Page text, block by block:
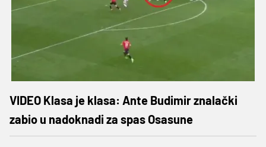
VIDEO Klasa je klasa: Ante Budimir znalački
zabio u nadoknadi za spas Osasune